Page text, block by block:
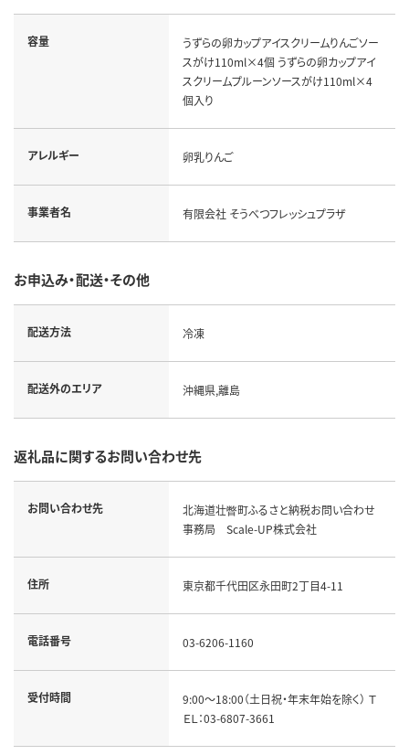
容量
うずらの卵カップアイスクリームりんごソー
スがけ110ml×4個 うずらの卵カップアイ
スクリームプルーンソースがけ110ml×4
個入り
アレルギー 卵乳りんご
事業者名 有限会社 そうべつフレッシュプラザ
お申込み・配送・その他
配送方法 冷凍
配送外のエリア 沖縄県,離島
返礼品に関するお問い合わせ先
お問い合わせ先
北海道壮瞥町ふるさと納税お問い合わせ
事務局 Scale-UP株式会社
住所 東京都千代田区永田町2丁目4-11
電話番号 03-6206-1160
受付時間
9:00～18:00（土日祝・年末年始を除く） Ｔ
ＥＬ：03-6807-3661